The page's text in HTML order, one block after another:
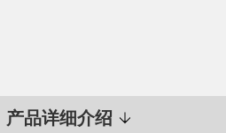
产品详细介绍